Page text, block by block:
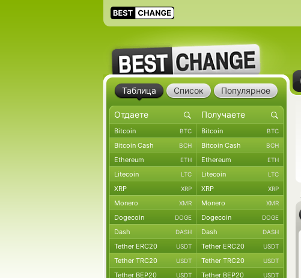
Таблица Список Популярное
Bitcoin BTC Bitcoin BTC
Bitcoin Cash BCH Bitcoin Cash BCH
Ethereum ETH Ethereum ETH
Litecoin LTC Litecoin LTC
XRP XRP XRP XRP
Monero XMR Monero XMR
Dogecoin DOGE Dogecoin DOGE
Dash DASH Dash DASH
Tether ERC20 USDT Tether ERC20 USDT
Tether TRC20 USDT Tether TRC20 USDT
Tether BEP20 USDT Tether BEP20 USDT